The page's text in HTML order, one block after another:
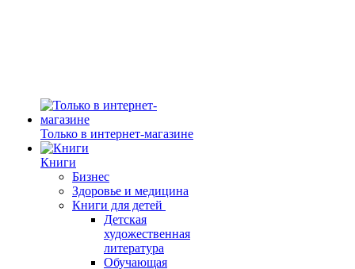
Только в интернет-магазине
Книги
Бизнес
Здоровье и медицина
Книги для детей
Детская
художественная
литература
Обучающая